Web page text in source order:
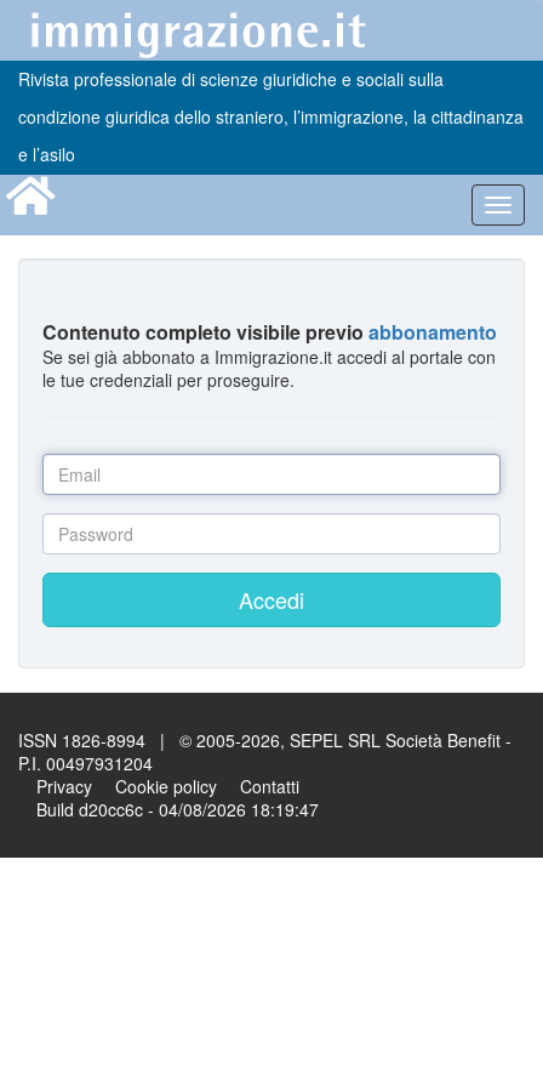
Rivista professionale di scienze giuridiche e sociali sulla
condizione giuridica dello straniero, l’immigrazione, la cittadinanza
e l’asilo
Contenuto completo visibile previo abbonamento
Se sei già abbonato a Immigrazione.it accedi al portale con
le tue credenziali per proseguire.
Accedi
ISSN 1826-8994 | © 2005-2026, SEPEL SRL Società Benefit -
P.I. 00497931204
Privacy
Cookie policy
Contatti
Build d20cc6c - 04/08/2026 18:19:47